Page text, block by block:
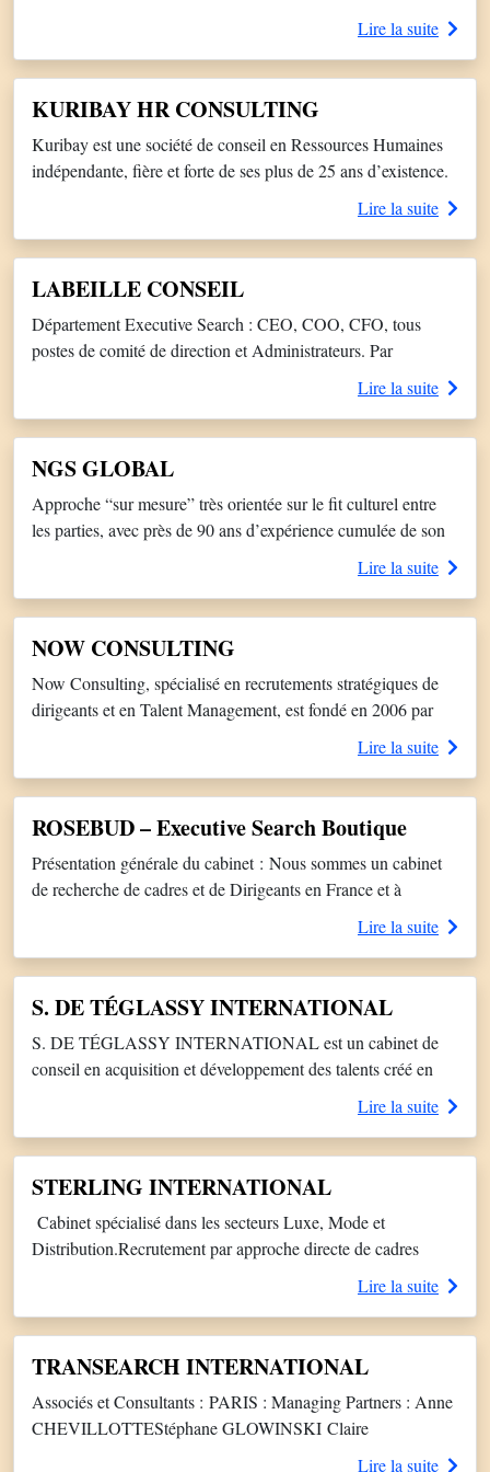
management, spécialisé dans l’executive search, le
ans, nous accompagnons les entreprises – grands groupes,
ETI, […]
Lire la suite
KURIBAY HR CONSULTING
Kuribay est une société de conseil en Ressources Humaines
indépendante, fière et forte de ses plus de 25 ans d’existence.
que nous témoignent nos clients et candidats. Nos experts
Lire la suite
LABEILLE CONSEIL
Département Executive Search : CEO, COO, CFO, tous
postes de comité de direction et Administrateurs. Par
approche directe. Recherche de Cadres et Dirigeants dans les
secteurs : Hôtellerie, Restauration, Tourisme de loisirs et
alimentaire et Produits de Grande Consommation – Fonds
d’investissements […]
Lire la suite
NGS GLOBAL
Approche “sur mesure” très orientée sur le fit culturel entre
les parties, avec près de 90 ans d’expérience cumulée de son
internationaux dans les secteurs Grande Consommation,
bureaux.
Lire la suite
NOW CONSULTING
Now Consulting, spécialisé en recrutements stratégiques de
dirigeants et en Talent Management, est fondé en 2006 par
8ème arrondissement, Now Consulting est reconnu comme
hauts potentiels, en assessment et en […]
Lire la suite
ROSEBUD – Executive Search Boutique
Présentation générale du cabinet : Nous sommes un cabinet
de recherche de cadres et de Dirigeants en France et à
l’International. Nous intervenons pour des projets stratégiques
et complexes, à forts enjeux, pour lesquels nos clients sont
candidats qu’ils rencontrent. Nous avons la capacité de
représenter nos clients au plus […]
Lire la suite
S. DE TÉGLASSY INTERNATIONAL
S. DE TÉGLASSY INTERNATIONAL est un cabinet de
conseil en acquisition et développement des talents créé en
coaching de cadres dirigeants et d’experts, l’accompagnement
adaptatif. Nous intervenons en France, à l’international, […]
Lire la suite
STERLING INTERNATIONAL
Cabinet spécialisé dans les secteurs Luxe, Mode et
Distribution.Recrutement par approche directe de cadres
dirigeants et de profils créatifs. Talent Mapping, Management
Lire la suite
TRANSEARCH INTERNATIONAL
Associés et Consultants : PARIS : Managing Partners : Anne
CHEVILLOTTEStéphane GLOWINSKI Claire
Lire la suite